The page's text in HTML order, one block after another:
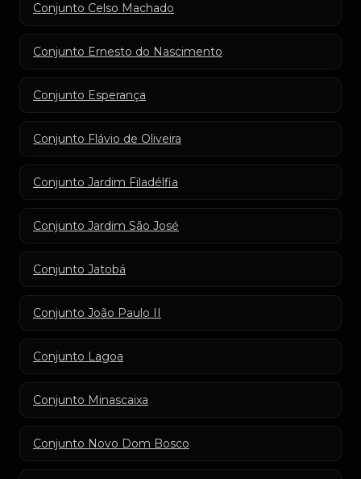
Conjunto Celso Machado
Conjunto Ernesto do Nascimento
Conjunto Esperança
Conjunto Flávio de Oliveira
Conjunto Jardim Filadélfia
Conjunto Jardim São José
Conjunto Jatobá
Conjunto João Paulo II
Conjunto Lagoa
Conjunto Minascaixa
Conjunto Novo Dom Bosco